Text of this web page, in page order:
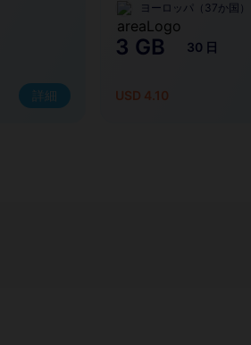
詳細
ヨーロッパ（37か国）
3 GB 30 日
USD 4.10